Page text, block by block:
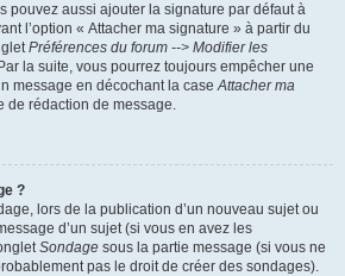
pouvez aussi ajouter la signature par défaut à
l’option « Attacher ma signature » à partir du
Préférences du forum --> Modifier les
la suite, vous pourrez toujours empêcher une
message en décochant la caseAttacher ma
de rédaction de message.
?
lors de la publication d’un nouveau sujet ou
d’un sujet (si vous en avez les
Sondage sous la partie message (si vous ne
pas le droit de créer des sondages).